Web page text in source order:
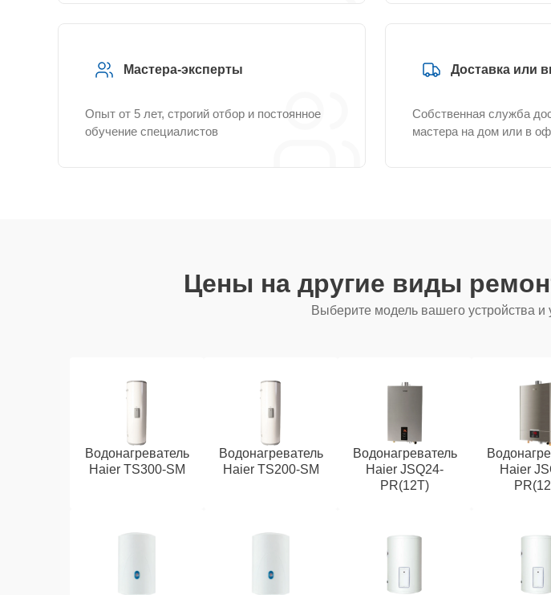
Мастера-эксперты
Опыт от 5 лет, строгий отбор и постоянное
обучение специалистов
Доставка или
Собственная служба
мастера на дом или в
Цены на другие виды
Выберите модель вашего устройства и
Водонагреватель
Haier TS300-SM
Водонагреватель
Haier TS200-SM
Водонагреватель
Haier JSQ24-
PR(12T)
Haier